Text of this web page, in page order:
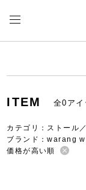
ITEM 全0アイ
カテゴリ：ストール
ブランド：warang
価格が高い順